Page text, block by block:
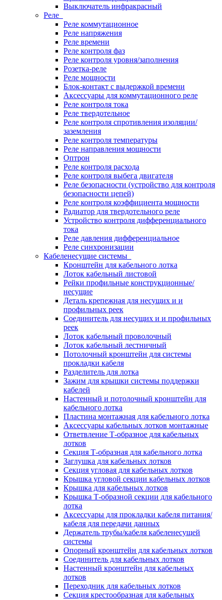
Выключатель инфракрасный
Реле
Реле коммутационное
Реле напряжения
Реле времени
Реле контроля фаз
Реле контроля уровня/заполнения
Розетка-реле
Реле мощности
Блок-контакт с выдержкой времени
Аксессуары для коммутационного реле
Реле контроля тока
Реле твердотельное
Реле контроля спротивления изоляции/
заземления
Реле контроля температуры
Реле направления мощности
Оптрон
Реле контроля расхода
Реле контроля выбега двигателя
Реле безопасности (устройство для контроля
безопасности цепей)
Реле контроля коэффициента мощности
Радиатор для твердотельного реле
Устройство контроля дифференциального
тока
Реле давления дифференциальное
Реле синхронизации
Кабеленесущие системы
Кронштейн для кабельного лотка
Лоток кабельный листовой
Рейки профильные конструкционные/
несущие
Деталь крепежная для несущих и и
профильных реек
Соединитель для несущих и и профильных
реек
Лоток кабельный проволочный
Лоток кабельный лестничный
Потолочный кронштейн для системы
прокладки кабеля
Разделитель для лотка
Зажим для крышки системы поддержки
кабелей
Настенный и потолочный кронштейн для
кабельного лотка
Пластина монтажная для кабельного лотка
Аксессуары кабельных лотков монтажные
Ответвление Т-образное для кабельных
лотков
Секция Т-образная для кабельного лотка
Заглушка для кабельных лотков
Секция угловая для кабельных лотков
Крышка угловой секции кабельных лотков
Крышка для кабельных лотков
Крышка Т-образной секции для кабельного
лотка
Аксессуары для прокладки кабеля питания/
кабеля для передачи данных
Держатель трубы/кабеля кабеленесущей
системы
Опорный кронштейн для кабельных лотков
Соединитель для кабельных лотков
Настенный кронштейн для кабельных
лотков
Переходник для кабельных лотков
Секция крестообразная для кабельных